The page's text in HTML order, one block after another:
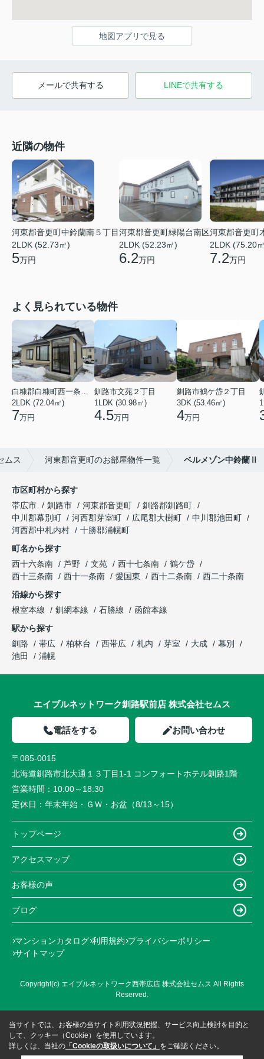
地図アプリで見る
メールで共有する LINEで共有する
近隣の物件
河東郡音更町中鈴蘭南５丁目
2LDK (52.73㎡)
5万円
河東郡音更町緑陽台南区
2LDK (52.23㎡)
6.2万円
河東郡音更町
2LDK (75.20
7.2万円
よく見られている物件
白糠郡白糠町西一条南４丁目
2LDK (72.04㎡)
7万円
釧路市文苑２丁目
1LDK (30.98㎡)
4.5万円
釧路市鶴ケ岱２丁目
3DK (53.46㎡)
4万円
ムス 河東郡音更町のお部屋物件一覧 ベルメゾン中鈴蘭Ⅱ
市区町村から探す
帯広市
釧路市 河東郡音更町
釧路郡釧路町
中川郡幕別町
河西郡芽室町 広尾郡大樹町
中川郡池田町
河西郡中札内村
十勝郡浦幌町
町名から探す
西十六条南
芦野 文苑 西十七条南
鶴ケ岱
西十三条南
西十一条南 愛国東 西十二条南
西二十条南
沿線から探す
根室本線
釧網本線 石勝線
函館本線
駅から探す
釧路
帯広 柏林台 西帯広 札内 芽室 大成
幕別
池田
浦幌
エイブルネットワーク釧路駅前店 株式会社セムス
電話をする お問い合わせ
〒085-0015
北海道釧路市北大通１３丁目1-1 コンフォートホテル釧路1階
営業時間： 10:00～18:30
定休日： 年末年始・ＧＷ・お盆（8/13～15）
トップページ
アクセスマップ
お客様の声
ブログ
マンションカタログ 利用規約 プライバシーポリシー
サイトマップ
Copyright(c) エイブルネットワーク西帯広店 株式会社セムス All Rights
Reserved.
当サイトでは、お客様の当サイト利用状況把握、サービス向上検討を目的と
して、クッキー（Cookie）を使用しています。
詳しくは、当社の 「Cookieの取扱いについて」 をご確認ください。